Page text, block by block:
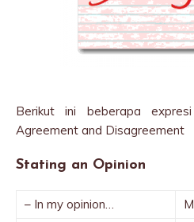
Berikut ini beberapa
Agreement and Disagreement
Stating an Opinion
– In my opinion…